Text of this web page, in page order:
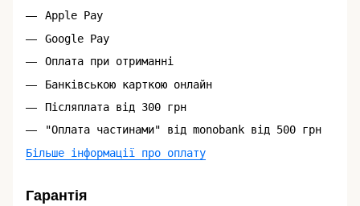
Apple Pay
Google Pay
Оплата при отриманні
Банківською карткою онлайн
Післяплата від 300 грн
"Оплата частинами" від monobank від 500 грн
Більше інформації про оплату
Гарантія